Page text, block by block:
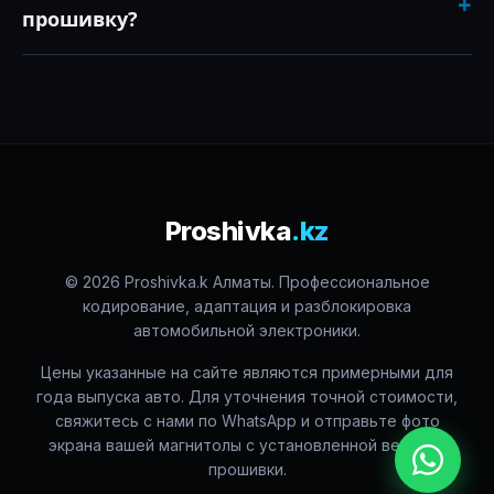
на европейский/казахстанский стандарт (появляются
все четные станции). Также устанавливается
прошивку?
Proshivka.kz
© 2026 Proshivka.k Алматы. Профессиональное
кодирование, адаптация и разблокировка
автомобильной электроники.
Цены указанные на сайте являются примерными для
года выпуска авто. Для уточнения точной стоимости,
свяжитесь с нами по WhatsApp и отправьте фото
экрана вашей магнитолы с установленной версией
прошивки.